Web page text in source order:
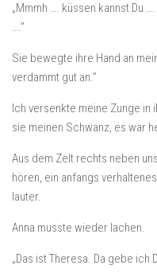
„Mmmh …. küssen kannst Du
….”
Sie bewegte ihre Hand an
verdammt gut an.”
Ich versenkte meine Zunge in
sie meinen Schwanz, es war
Aus dem Zelt rechts neben
hören, ein anfangs
lauter.
Anna musste wieder lachen.
„Das ist Theresa. Da gebe ich